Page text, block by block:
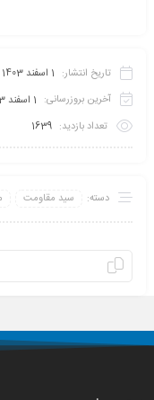
تاریخ انتشار: 1 اسفند 1403
آخرین بروزرسانی: 1 اسفند 1403
تعداد بازدید: 1639
دسته: سید مقاومت